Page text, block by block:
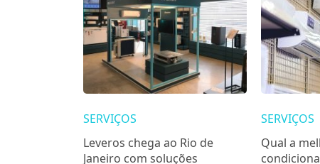
SERVIÇOS
Leveros chega ao Rio de
Janeiro com soluções
SERVIÇOS
Qual a